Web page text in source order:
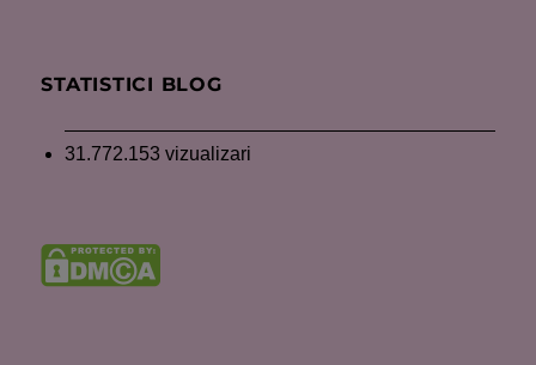
STATISTICI BLOG
31.772.153 vizualizari